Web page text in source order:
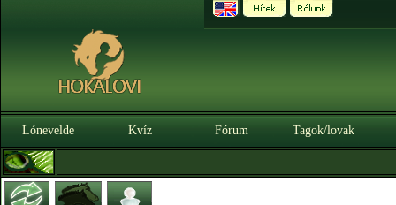
Lónevelde Kvíz Fórum Tagok/lovak